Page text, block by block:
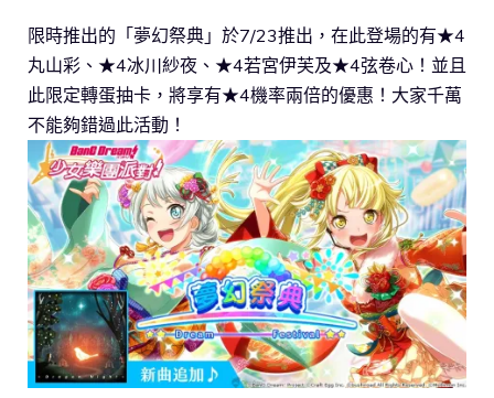
限時推出的「夢幻祭典」於7/23推出，在此登場的有★4
丸山彩、★4冰川紗夜、★4若宮伊芙及★4弦卷心！並且
此限定轉蛋抽卡，將享有★4機率兩倍的優惠！大家千萬
不能夠錯過此活動！